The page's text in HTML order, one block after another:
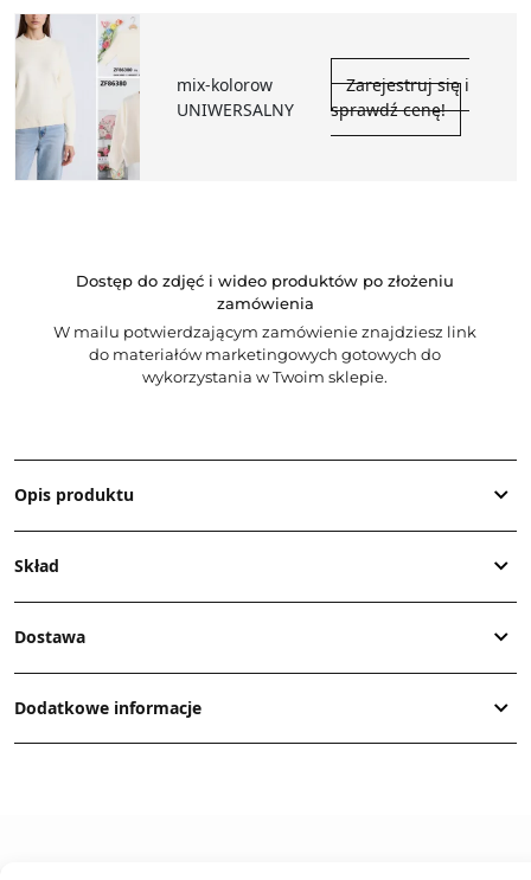
mix-kolorow
UNIWERSALNY
Zarejestruj się i
sprawdź cenę!
Dostęp do zdjęć i wideo produktów po złożeniu
zamówienia
W mailu potwierdzającym zamówienie znajdziesz link
do materiałów marketingowych gotowych do
wykorzystania w Twoim sklepie.
Opis produktu
Skład
Dostawa
Dodatkowe informacje